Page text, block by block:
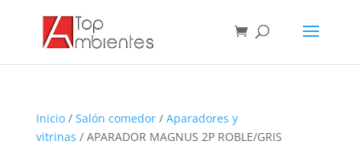
Inicio/ Salón comedor/ Aparadores y
vitrinas / APARADOR MAGNUS 2P ROBLE/GRIS